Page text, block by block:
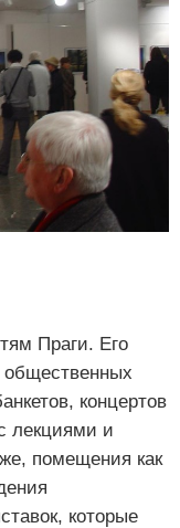
Праги. Его
общественных
концертов
лекциями и
помещения как
которые